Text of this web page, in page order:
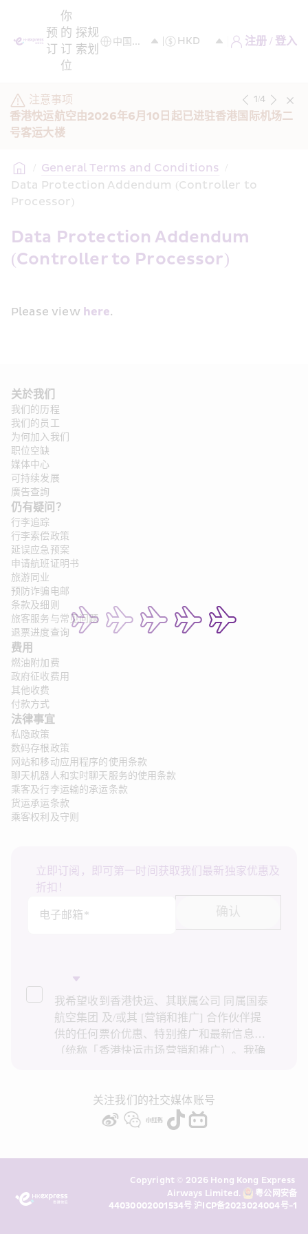
预
订
你
的
订
位
探
索
规
划
注册 / 登入
注意事项
香港快运航空由2026年6月10日起已进驻香港国际机场二
号客运大楼
1/4
/ General Terms and Conditions /
Data Protection Addendum (Controller to
Processor)
Data Protection Addendum
(Controller to Processor)
Please view here.
关於我们
我们的历程
我们的员工
为何加入我们
职位空缺
媒体中心
可持续发展
廣告查詢
仍有疑问？
行李追踪
行李索偿政策
延误应急预案
申请航班证明书
旅游同业
预防诈骗电邮
条款及细则
旅客服务与常见问题
退票进度查询
费用
燃油附加费
政府征收费用
其他收费
付款方式
法律事宜
私隐政策
数码存根政策
网站和移动应用程序的使用条款
聊天机器人和实时聊天服务的使用条款
乘客及行李运输的承运条款
货运承运条款
乘客权利及守则
立即订阅，即可第一时间获取我们最新独家优惠及
折扣！
电子邮箱*
确认
我希望收到香港快运、其联属公司 同属国泰
航空集团 及/或其 [营销和推广] 合作伙伴提
供的任何票价优惠、特别推广和最新信息
（统称「香港快运市场营销和推广）。我确
务历史记录进行直接市场营销和推广。我知
悉在未经我的同意下，香港快运不会使用我
的个人资料作直接营销和推广用途。详情请
关注我们的社交媒体账号
Copyright © 2026 Hong Kong Express
Airways Limited.
粤公网安备
44030002001534号 沪ICP备2023024004号-1